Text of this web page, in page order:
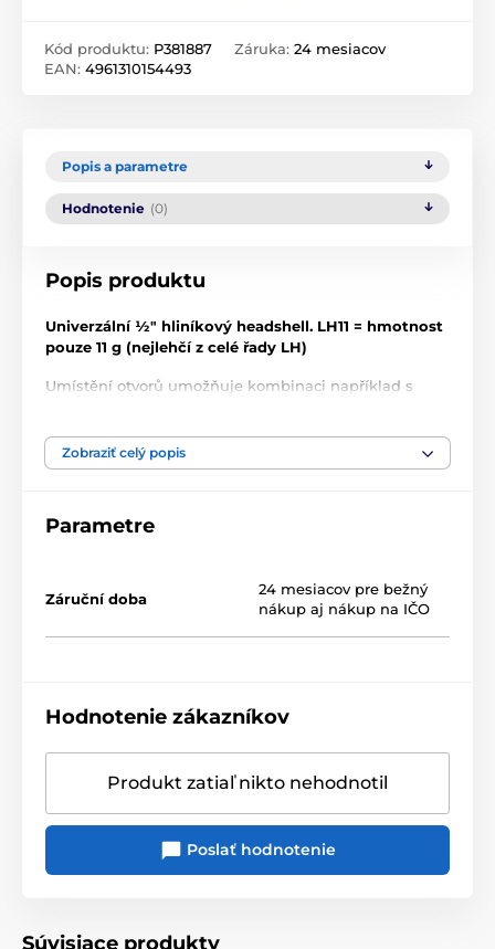
Kód produktu: P381887
EAN: 4961310154493
Záruka: 24 mesiacov
Popis a parametre
Hodnotenie (0)
Popis produktu
Univerzální ½" hliníkový headshell. LH11 = hmotnost
pouze 11 g (nejlehčí z celé řady LH)
Umístění otvorů umožňuje kombinaci například s
AT-OC9X, AT-ART9X a celá řada VM95
vedení z OFC mědi.
nastavitelné natočení i přesah
imbusový klíč, šroubky M2.6 (8 a 10 mm), plastová
Zobraziť celý popis
Parametre
Záruční doba
24 mesiacov pre bežný
nákup aj nákup na IČO
Hodnotenie zákazníkov
Produkt zatiaľ nikto nehodnotil
Poslať hodnotenie
Súvisiace produkty